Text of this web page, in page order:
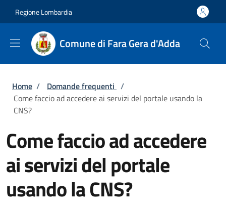
Regione Lombardia
Comune di Fara Gera d'Adda
Briciole di pane
Home / Domande frequenti /
Come faccio ad accedere ai servizi del portale usando la
CNS?
Come faccio ad accedere
ai servizi del portale
usando la CNS?